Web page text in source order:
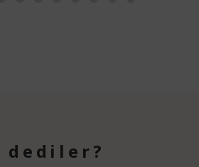
dediler?